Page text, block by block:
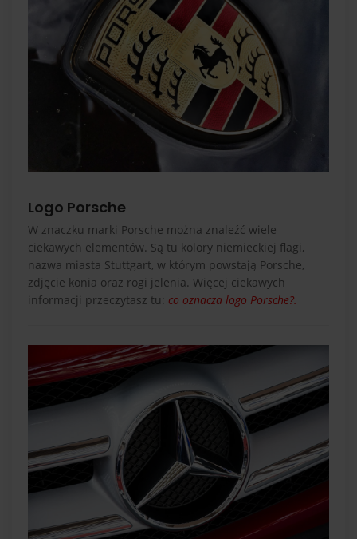
Logo Porsche
W znaczku marki Porsche można znaleźć wiele
ciekawych elementów. Są tu kolory niemieckiej flagi,
nazwa miasta Stuttgart, w którym powstają Porsche,
zdjęcie konia oraz rogi jelenia. Więcej ciekawych
informacji przeczytasz tu: co oznacza logo Porsche?.